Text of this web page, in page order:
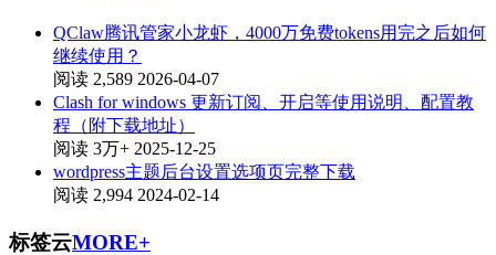
QClaw腾讯管家小龙虾，4000万免费tokens用完之后如何
继续使用？
阅读 2,589 2026-04-07
Clash for windows 更新订阅、开启等使用说明、配置教
程（附下载地址）
阅读 3万+ 2025-12-25
wordpress主题后台设置选项页完整下载
阅读 2,994 2024-02-14
标签云MORE+